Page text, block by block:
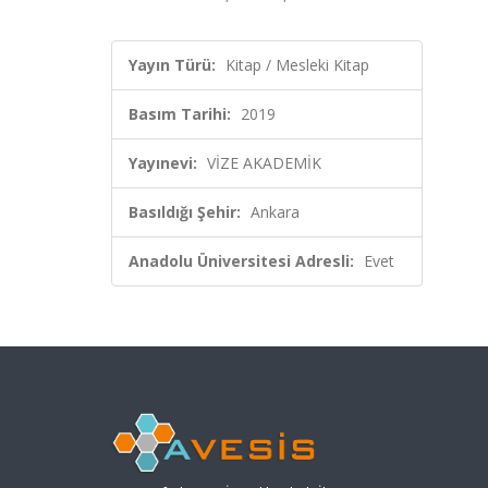
Yayın Türü: Kitap / Mesleki Kitap
Basım Tarihi: 2019
Yayınevi: VİZE AKADEMİK
Basıldığı Şehir: Ankara
Anadolu Üniversitesi Adresli: Evet